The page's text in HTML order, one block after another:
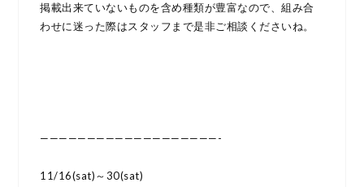
掲載出来ていないものを含め種類が豊富なので、組み合
わせに迷った際はスタッフまで是非ご相談くださいね。
———————————————————-
11/16(sat)～30(sat)